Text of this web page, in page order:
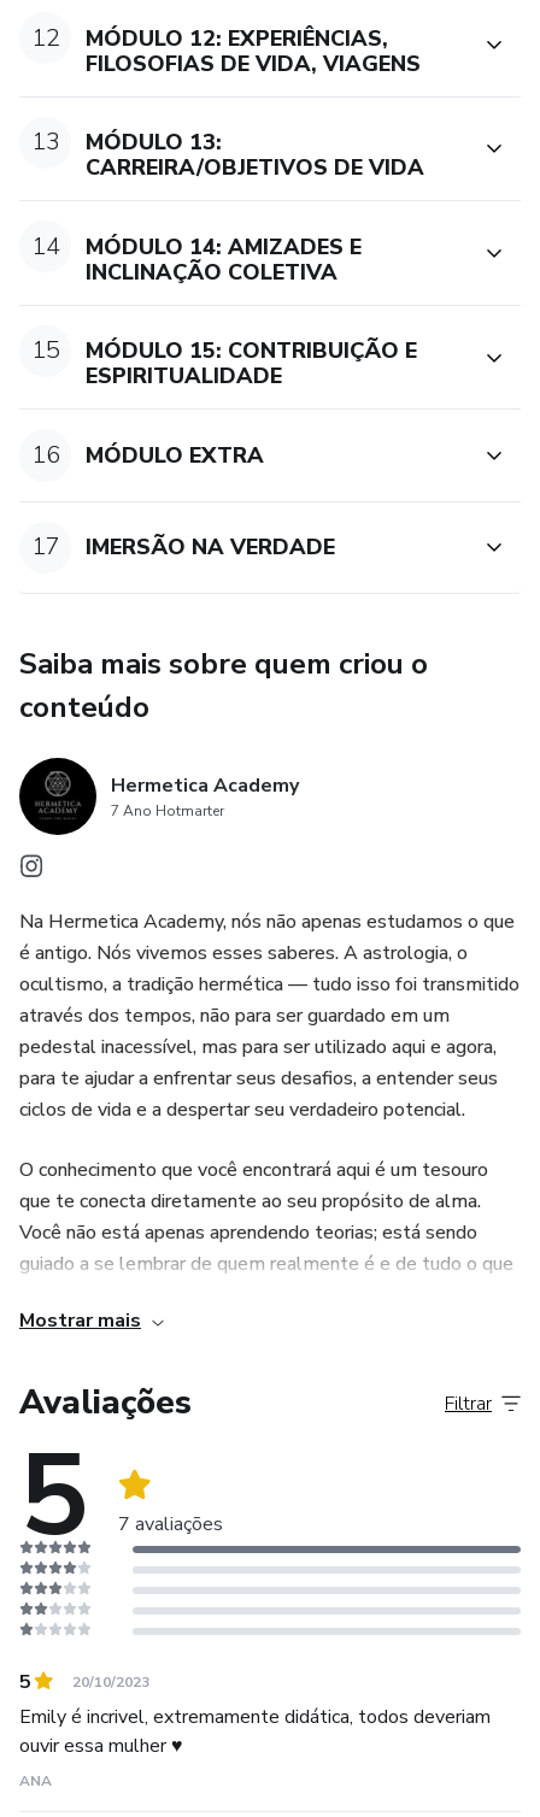
12
MÓDULO 12: EXPERIÊNCIAS,
FILOSOFIAS DE VIDA, VIAGENS
13
MÓDULO 13:
CARREIRA/OBJETIVOS DE VIDA
14
MÓDULO 14: AMIZADES E
INCLINAÇÃO COLETIVA
15
MÓDULO 15: CONTRIBUIÇÃO E
ESPIRITUALIDADE
16 MÓDULO EXTRA
17 IMERSÃO NA VERDADE
Saiba mais sobre quem criou o
conteúdo
Hermetica Academy
7 Ano Hotmarter
Na Hermetica Academy, nós não apenas estudamos o que
é antigo. Nós vivemos esses saberes. A astrologia, o
ocultismo, a tradição hermética — tudo isso foi transmitido
através dos tempos, não para ser guardado em um
pedestal inacessível, mas para ser utilizado aqui e agora,
para te ajudar a enfrentar seus desafios, a entender seus
ciclos de vida e a despertar seu verdadeiro potencial.
O conhecimento que você encontrará aqui é um tesouro
que te conecta diretamente ao seu propósito de alma.
Você não está apenas aprendendo teorias; está sendo
guiado a se lembrar de quem realmente é e de tudo o que
aquele que talvez você nem sabia que existia.
Mostrar mais
Avaliações
5 7 avaliações
Filtrar
5 20/10/2023
Emily é incrivel, extremamente didática, todos deveriam
ouvir essa mulher ♥
ANA